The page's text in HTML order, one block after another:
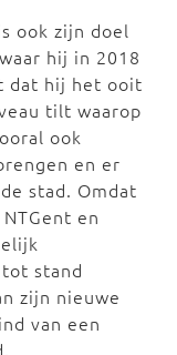
ook zijn doel
hij in 2018
dat hij het ooit
tilt waarop
ook
en er
stad. Omdat
en
stand
zijn nieuwe
van een